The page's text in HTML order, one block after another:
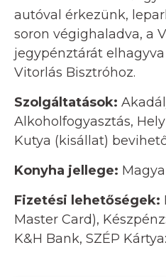
autóval érkezünk,
soron végighaladva, a
jegypénztárát
Vitorlás Bisztróhoz.
Szolgáltatások:
Alkoholfogyasztás,
Kutya (kisállat)
Konyha jellege:
Fizetési lehetőségek:
Master Card),
K&H Bank, SZÉP